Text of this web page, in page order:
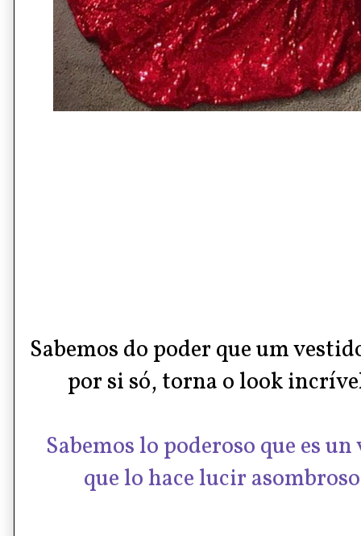
Sabemos do poder que um
por si só, torna o look
Sabemos lo poderoso que es
que lo hace lucir